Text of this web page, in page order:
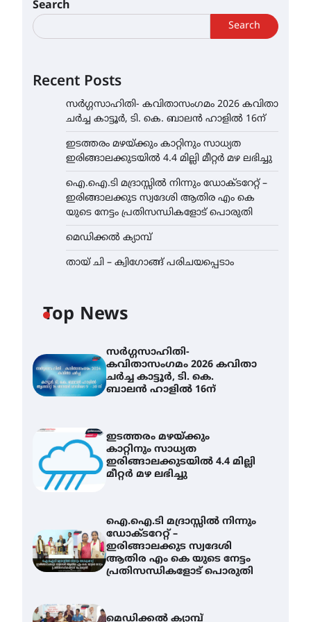
Search
Search
Recent Posts
സർഗ്ഗസാഹിതി- കവിതാസംഗമം 2026 കവിതാ
ചർച്ച കാട്ടൂർ, ടി. കെ. ബാലൻ ഹാളിൽ 16ന്
ഇടത്തരം മഴയ്ക്കും കാറ്റിനും സാധ്യത
ഇരിങ്ങാലക്കുടയിൽ 4.4 മില്ലി മീറ്റർ മഴ ലഭിച്ചു
ഐ.ഐ.ടി മദ്രാസ്സിൽ നിന്നും ഡോക്ടറേറ്റ് –
ഇരിങ്ങാലക്കുട സ്വദേശി ആതിര എം കെ
യുടെ നേട്ടം പ്രതിസന്ധികളോട് പൊരുതി
മെഡിക്കൽ ക്യാമ്പ്
തായ് ചി – ക്വിഗോങ്ങ് പരിചയപ്പെടാം
Top News
സർഗ്ഗസാഹിതി-
കവിതാസംഗമം 2026 കവിതാ
ചർച്ച കാട്ടൂർ, ടി. കെ.
ബാലൻ ഹാളിൽ 16ന്
ഇടത്തരം മഴയ്ക്കും
കാറ്റിനും സാധ്യത
ഇരിങ്ങാലക്കുടയിൽ 4.4 മില്ലി
മീറ്റർ മഴ ലഭിച്ചു
ഐ.ഐ.ടി മദ്രാസ്സിൽ നിന്നും
ഡോക്ടറേറ്റ് –
ഇരിങ്ങാലക്കുട സ്വദേശി
ആതിര എം കെ യുടെ നേട്ടം
പ്രതിസന്ധികളോട് പൊരുതി
മെഡിക്കൽ ക്യാമ്പ്